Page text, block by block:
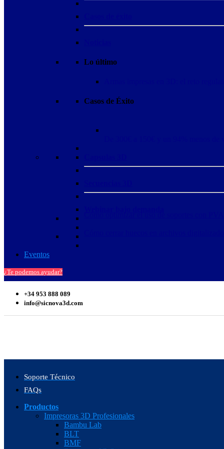
Lo último
Casos de Éxito
De 300€ a 150€ y un 94% menos
Eventos
¿Te podemos ayudar?
+34 953 888 089
info@sicnova3d.com
Soporte Técnico
FAQs
Productos
Impresoras 3D Profesionales
Bambu Lab
BLT
BMF